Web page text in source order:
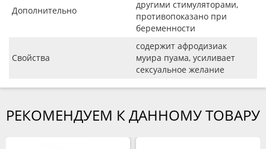
Дополнительно
другими стимуляторами,
противопоказано при
беременности
Свойства
содержит афродизиак
муира пуама, усиливает
сексуальное желание
РЕКОМЕНДУЕМ К ДАННОМУ ТОВАРУ